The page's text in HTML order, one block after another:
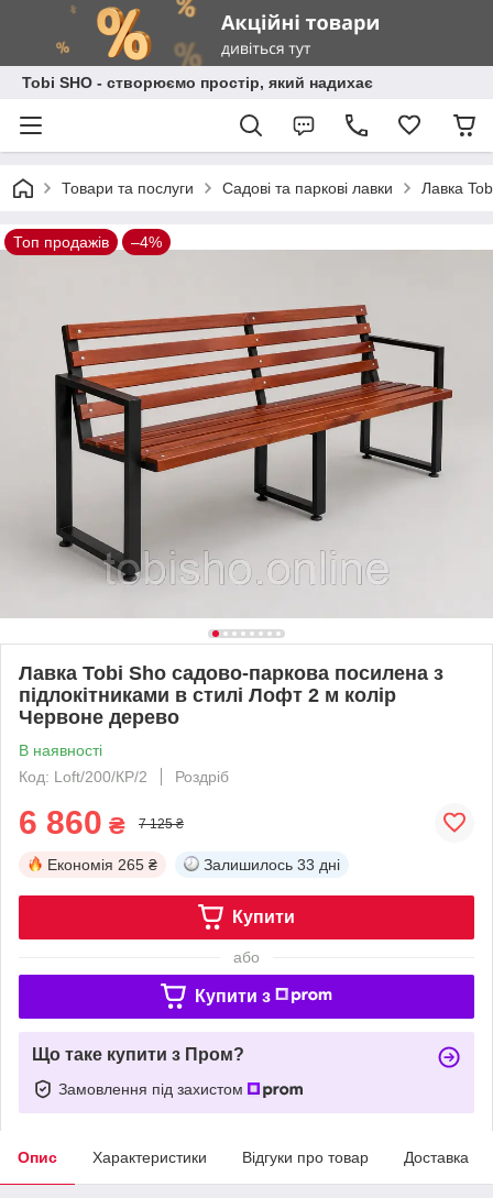
Tobi SHO - створюємо простір, який надихає
Товари та послуги Садові та паркові лавки Лавка
Топ продажів –4%
Лавка Tobi Sho садово-паркова посилена з
підлокітниками в стилі Лофт 2 м колір
Червоне дерево
В наявності
Код: Loft/200/КР/2
Роздріб
6 860 ₴ 7 125 ₴
Економія 265 ₴ Залишилось 33 дні
Купити
або
Купити з
Що таке купити з Пром?
Замовлення під захистом
Опис Характеристики Відгуки про товар Доставка